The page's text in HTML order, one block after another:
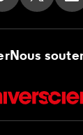
Instagram
nous sur
Suivez nous
Suivez
Nous